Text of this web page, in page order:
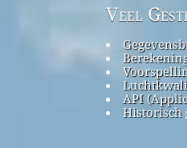
Veel
API
Historisch